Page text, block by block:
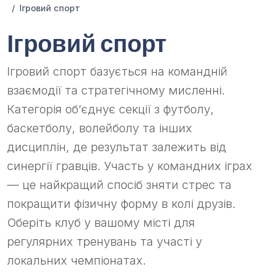
Ігровий спорт
Ігровий спорт
Ігровий спорт базується на командній
взаємодії та стратегічному мисленні.
Категорія об’єднує секції з футболу,
баскетболу, волейболу та інших
дисциплін, де результат залежить від
синергії гравців. Участь у командних іграх
— це найкращий спосіб зняти стрес та
покращити фізичну форму в колі друзів.
Оберіть клуб у вашому місті для
регулярних тренувань та участі у
локальних чемпіонатах.